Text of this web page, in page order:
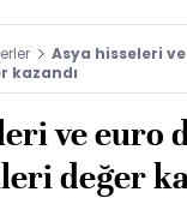
Asya hisseleri
kazandı
ve euro
değer